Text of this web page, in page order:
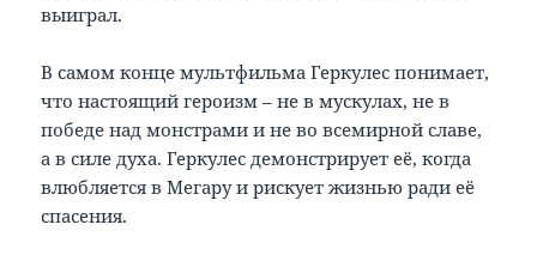
выиграл.
В самом конце мультфильма Геркулес понимает,
что настоящий героизм – не в мускулах, не в
победе над монстрами и не во всемирной славе,
а в силе духа. Геркулес демонстрирует её, когда
влюбляется в Мегару и рискует жизнью ради её
спасения.